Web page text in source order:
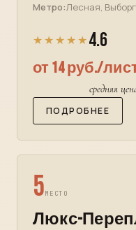
Метро:Лесная,
★★★★★ 4.6
от 14 руб./
средняя
ПОДРОБНЕЕ
5МЕСТО
Люкс-